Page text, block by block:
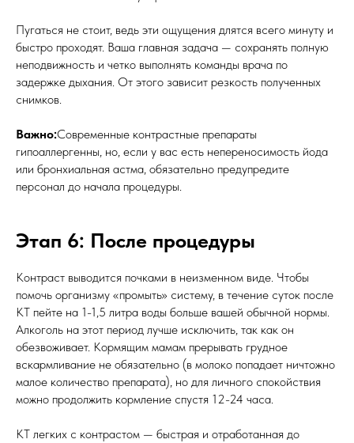
Пугаться не стоит, ведь эти ощущения длятся всего минуту и
быстро проходят. Ваша главная задача — сохранять полную
неподвижность и четко выполнять команды врача по
задержке дыхания. От этого зависит резкость полученных
снимков.
Важно:Современные контрастные препараты
гипоаллергенны, но, если у вас есть непереносимость йода
или бронхиальная астма, обязательно предупредите
персонал до начала процедуры.
Этап 6: После процедуры
Контраст выводится почками в неизменном виде. Чтобы
помочь организму «промыть» систему, в течение суток после
КТ пейте на 1-1,5 литра воды больше вашей обычной нормы.
Алкоголь на этот период лучше исключить, так как он
обезвоживает. Кормящим мамам прерывать грудное
вскармливание не обязательно (в молоко попадает ничтожно
малое количество препарата), но для личного спокойствия
можно продолжить кормление спустя 12-24 часа.
КТ легких с контрастом — быстрая и отработанная до